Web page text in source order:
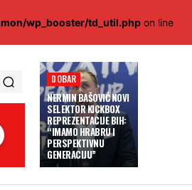
wp_booster/td_util.php on line
DOBAR
NERMIN BAŠOVIĆ NOVI
SELEKTOR KICKBOX
REPREZENTACIJE BIH:
“IMAMO HRABRU I
PERSPEKTIVNU
GENERACIJU”